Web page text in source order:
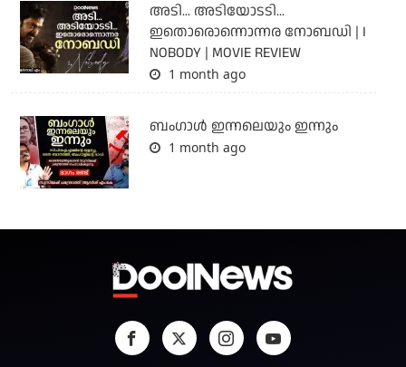
അടി... അടിയോടടി...
ഇതൊരൊന്നൊന്നര നോബഡി | I
NOBODY | MOVIE REVIEW
1 month ago
ബംഗാള്‍ ഇന്നലെയും ഇന്നും
1 month ago